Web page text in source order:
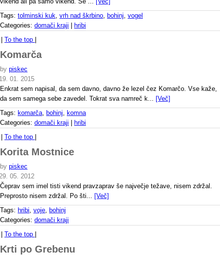
Tags: tolminski kuk, vrh nad škrbino, bohinj, vogel
Categories: domači kraji
hribi
To the top
Komarča
by piskec
01. 2015
Enkrat sem napisal, da sem davno, davno že lezel čez Komarčo. Vse kaže,
da sem samega sebe zavedel. Tokrat sva namreč k... [Več]
Tags: komarča, bohinj, komna
Categories: domači kraji
hribi
To the top
Korita Mostnice
by piskec
05. 2012
Čeprav sem imel tisti vikend pravzaprav še največje težave, nisem zdržal.
Preprosto nisem zdržal. Po šti... [Več]
Tags: hribi, voje, bohinj
Categories: domači kraji
To the top
Krti po Grebenu